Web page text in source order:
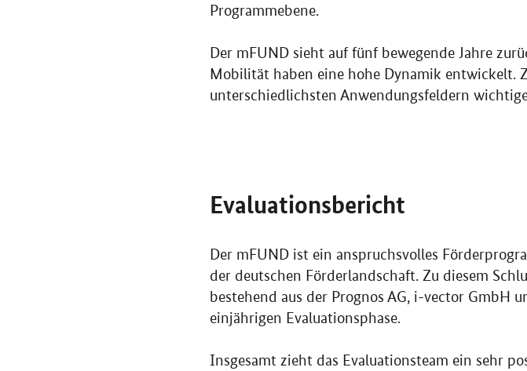
Programmebene.
Der mFUND sieht auf fünf bewegende Jahre
Mobilität haben eine hohe Dynamik entwickelt.
unterschiedlichsten Anwendungsfeldern
Evaluationsbericht
Der mFUND ist ein anspruchsvolles
der deutschen Förderlandschaft. Zu diesem
bestehend aus der Prognos AG, i-vector GmbH
einjährigen Evaluationsphase.
Insgesamt zieht das Evaluationsteam ein sehr